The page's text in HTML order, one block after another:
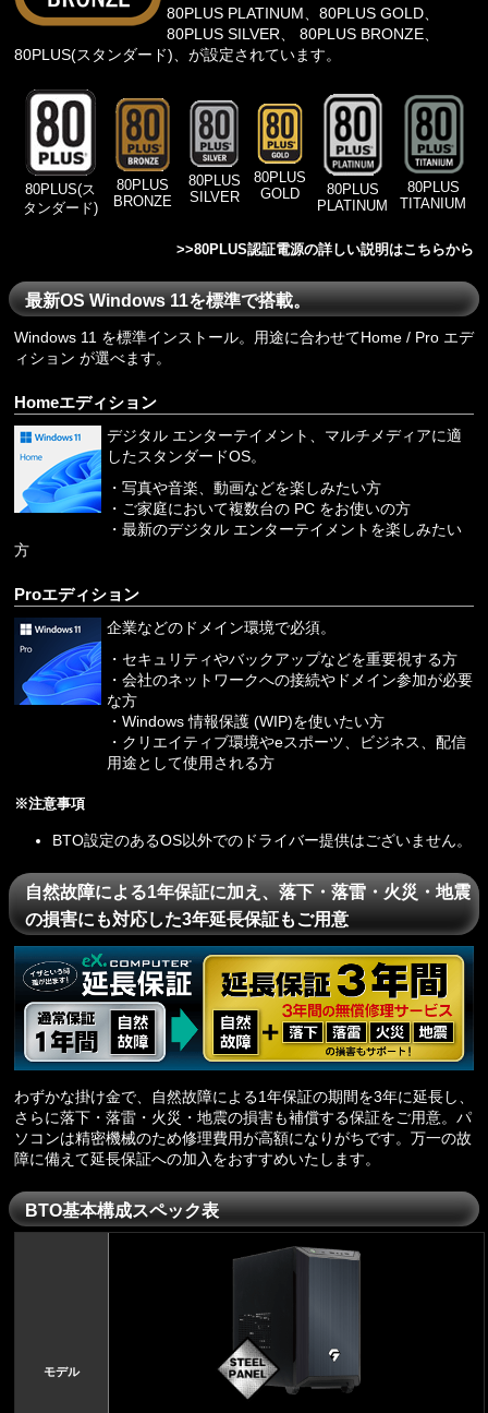
80PLUS PLATINUM、80PLUS GOLD、
80PLUS SILVER、 80PLUS BRONZE、
80PLUS(スタンダード)、が設定されています。
80PLUS(ス
タンダード)
80PLUS
BRONZE
80PLUS
SILVER
80PLUS
GOLD
80PLUS
PLATINUM
80PLUS
TITANIUM
>>80PLUS認証電源の詳しい説明はこちらから
最新OS Windows 11を標準で搭載。
Windows 11 を標準インストール。用途に合わせてHome / Pro エデ
ィション が選べます。
Homeエディション
デジタル エンターテイメント、マルチメディアに適
したスタンダードOS。
・写真や音楽、動画などを楽しみたい方
・ご家庭において複数台の PC をお使いの方
・最新のデジタル エンターテイメントを楽しみたい
方
Proエディション
企業などのドメイン環境で必須。
・セキュリティやバックアップなどを重要視する方
・会社のネットワークへの接続やドメイン参加が必要
な方
・Windows 情報保護 (WIP)を使いたい方
・クリエイティブ環境やeスポーツ、ビジネス、配信
用途として使用される方
※注意事項
BTO設定のあるOS以外でのドライバー提供はございません。
自然故障による1年保証に加え、落下・落雷・火災・地震
の損害にも対応した3年延長保証もご用意
わずかな掛け金で、自然故障による1年保証の期間を3年に延長し、
さらに落下・落雷・火災・地震の損害も補償する保証をご用意。パ
ソコンは精密機械のため修理費用が高額になりがちです。万一の故
障に備えて延長保証への加入をおすすめいたします。
BTO基本構成スペック表
モデル